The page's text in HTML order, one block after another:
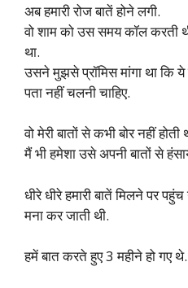
अब हमारी रोज बातें होने लगी.
वो शाम को उस समय कॉल करती
था.
उसने मुझसे प्रॉमिस मांगा था कि
पता नहीं चलनी चाहिए.
वो मेरी बातों से कभी बोर नहीं होती
मैं भी हमेशा उसे अपनी बातों से
धीरे धीरे हमारी बातें मिलने पर
मना कर जाती थी.
हमें बात करते हुए 3 महीने हो गए थे.